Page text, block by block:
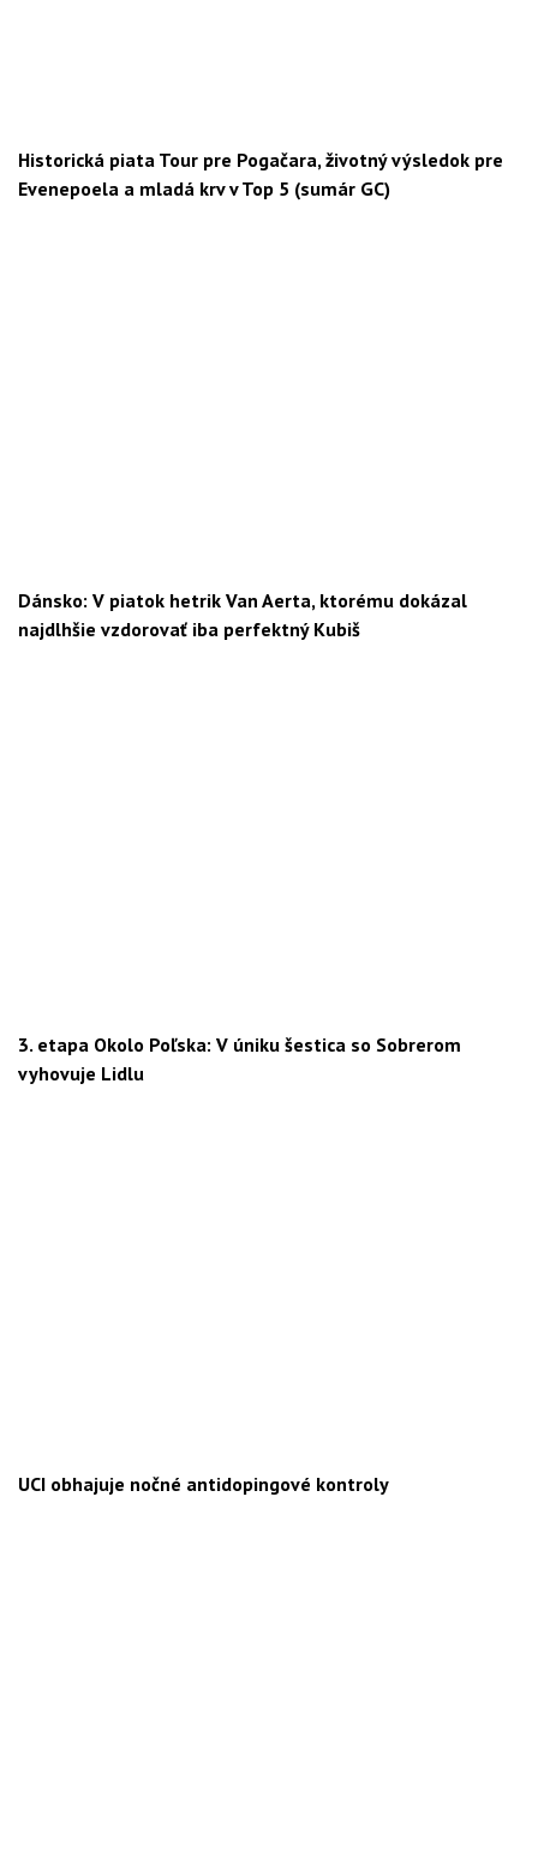
Historická piata Tour pre Pogačara, životný výsledok pre
Evenepoela a mladá krv v Top 5 (sumár GC)
Dánsko: V piatok hetrik Van Aerta, ktorému dokázal
najdlhšie vzdorovať iba perfektný Kubiš
3. etapa Okolo Poľska: V úniku šestica so Sobrerom
vyhovuje Lidlu
UCI obhajuje nočné antidopingové kontroly